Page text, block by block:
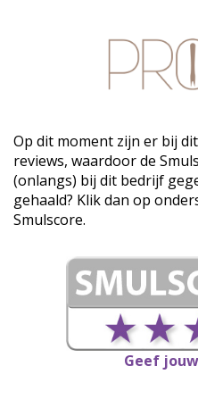
Op dit moment zijn er bij
reviews, waardoor de
(onlangs) bij dit bedrijf
gehaald? Klik dan op
Smulscore.
Geef